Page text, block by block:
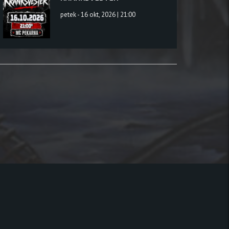
petek - 16 okt, 2026 | 21:00